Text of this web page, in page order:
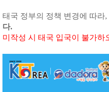
태국 정부의 정책 변경에 따라
다.
미작성 시 태국 입국이 불가하